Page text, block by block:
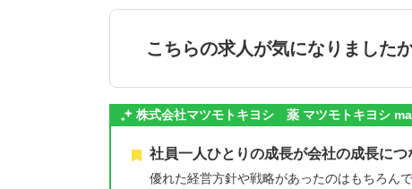
こちらの求人が気になりました
株式会社マツモトキヨシ 薬 マツモトキヨシ
社員一人ひとりの成長が会社の成長につ
優れた経営方針や戦略があったのはもちろん